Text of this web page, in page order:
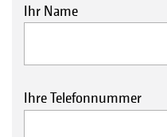
Ihr Name
Ihre Telefonnummer